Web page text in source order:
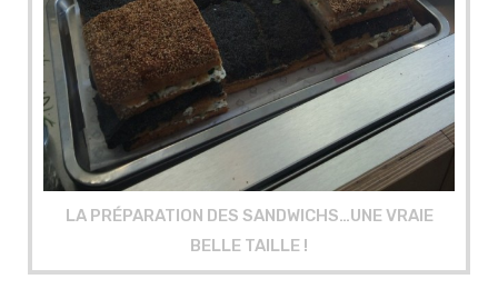
LA PRÉPARATION DES SANDWICHS…UNE VRAIE
BELLE TAILLE !